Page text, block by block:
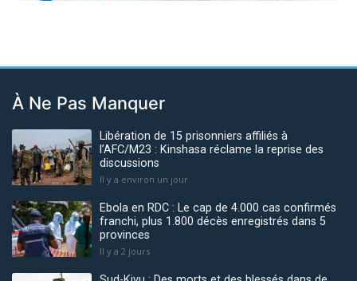
À Ne Pas Manquer
Libération de 15 prisonniers affiliés à
l’AFC/M23 : Kinshasa réclame la reprise des
discussions
Il y a environ un jour
Ebola en RDC : Le cap de 4.000 cas confirmés
franchi, plus 1.800 décès enregistrés dans 5
provinces
Il y a 2 jours